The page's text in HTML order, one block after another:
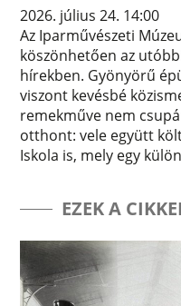
2026. július 24. 14:00
Az Iparművészeti
köszönhetően az
hírekben. Gyönyörű
viszont kevésbé
remekműve nem
otthont: vele együtt
Iskola is, mely egy
EZEK A